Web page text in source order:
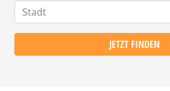
JETZT FINDEN